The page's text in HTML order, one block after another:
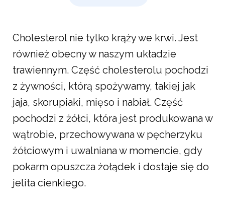
Cholesterol nie tylko krąży we krwi. Jest
również obecny w naszym układzie
trawiennym. Część cholesterolu pochodzi
z żywności, którą spożywamy, takiej jak
jaja, skorupiaki, mięso i nabiał. Część
pochodzi z żółci, która jest produkowana w
wątrobie, przechowywana w pęcherzyku
żółciowym i uwalniana w momencie, gdy
pokarm opuszcza żołądek i dostaje się do
jelita cienkiego.